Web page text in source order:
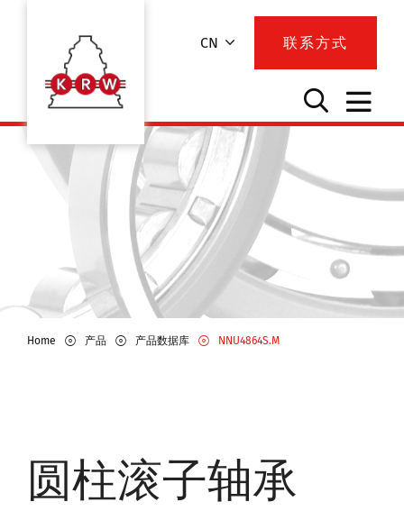
CN 联系方式
Home 产品 产品数据库 NNU4864S.M
圆柱滚子轴承